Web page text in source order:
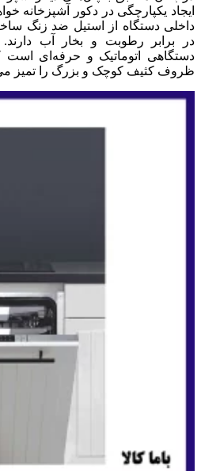
ایجاد یکپارچگی در دکور آشپزخانه
داخلی دستگاه از استیل ضد زنگ
در برابر رطوبت و بخار آب
دستگاهی اتوماتیک و حرفه‌ای
ظروف کثیف کوچک و بزرگ را تمیز